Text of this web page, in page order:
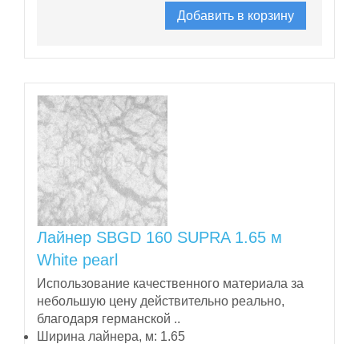
Добавить в корзину
Лайнер SBGD 160 SUPRA 1.65 м
White pearl
Использование качественного материала за
небольшую цену действительно реально,
благодаря германской ..
Ширина лайнера, м: 1.65